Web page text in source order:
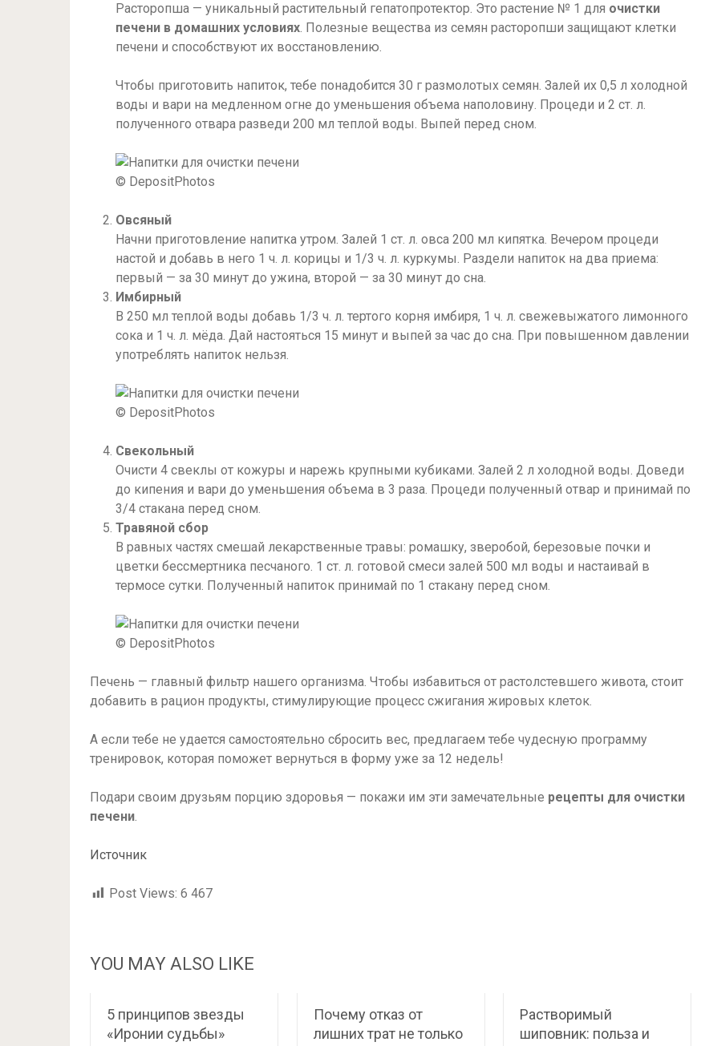
Расторопша — уникальный растительный гепатопротектор. Это растение № 1 для очистки
печени в домашних условиях. Полезные вещества из семян расторопши защищают клетки
печени и способствуют их восстановлению.
Чтобы приготовить напиток, тебе понадобится 30 г размолотых семян. Залей их 0,5 л холодной
воды и вари на медленном огне до уменьшения объема наполовину. Процеди и 2 ст. л.
полученного отвара разведи 200 мл теплой воды. Выпей перед сном.
© DepositPhotos
Овсяный
Начни приготовление напитка утром. Залей 1 ст. л. овса 200 мл кипятка. Вечером процеди
настой и добавь в него 1 ч. л. корицы и 1/3 ч. л. куркумы. Раздели напиток на два приема:
первый — за 30 минут до ужина, второй — за 30 минут до сна.
Имбирный
В 250 мл теплой воды добавь 1/3 ч. л. тертого корня имбиря, 1 ч. л. свежевыжатого лимонного
сока и 1 ч. л. мёда. Дай настояться 15 минут и выпей за час до сна. При повышенном давлении
употреблять напиток нельзя.
© DepositPhotos
Свекольный
Очисти 4 свеклы от кожуры и нарежь крупными кубиками. Залей 2 л холодной воды. Доведи
до кипения и вари до уменьшения объема в 3 раза. Процеди полученный отвар и принимай по
3/4 стакана перед сном.
Травяной сбор
В равных частях смешай лекарственные травы: ромашку, зверобой, березовые почки и
цветки бессмертника песчаного. 1 ст. л. готовой смеси залей 500 мл воды и настаивай в
термосе сутки. Полученный напиток принимай по 1 стакану перед сном.
© DepositPhotos
Печень — главный фильтр нашего организма. Чтобы избавиться от растолстевшего живота, стоит
добавить в рацион продукты, стимулирующие процесс сжигания жировых клеток.
А если тебе не удается самостоятельно сбросить вес, предлагаем тебе чудесную программу
тренировок, которая поможет вернуться в форму уже за 12 недель!
Подари своим друзьям порцию здоровья — покажи им эти замечательные рецепты для очистки
печени.
Источник
Post Views: 6 467
YOU MAY ALSO LIKE
5 принципов звезды
«Иронии судьбы»
Почему отказ от
лишних трат не только
Растворимый
шиповник: польза и